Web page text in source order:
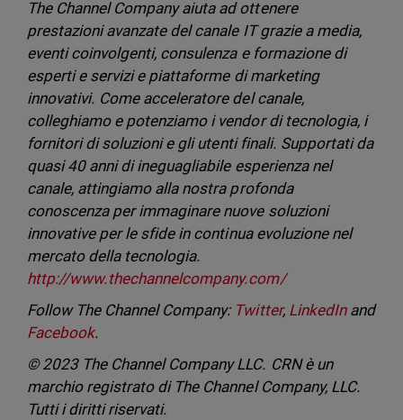
The Channel Company aiuta ad ottenere
prestazioni avanzate del canale IT grazie a media,
eventi coinvolgenti, consulenza e formazione di
esperti e servizi e piattaforme di marketing
innovativi. Come acceleratore del canale,
colleghiamo e potenziamo i vendor di tecnologia, i
fornitori di soluzioni e gli utenti finali. Supportati da
quasi 40 anni di ineguagliabile esperienza nel
canale, attingiamo alla nostra profonda
conoscenza per immaginare nuove soluzioni
innovative per le sfide in continua evoluzione nel
mercato della tecnologia.
http://www.thechannelcompany.com/
Follow The Channel Company: Twitter, LinkedInand
Facebook.
© 2023 The Channel Company LLC. CRN è un
marchio registrato di The Channel Company, LLC.
Tutti i diritti riservati.